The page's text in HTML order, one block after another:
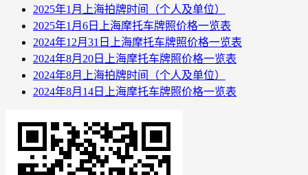
2025年1月上海拍牌时间（个人及单位）
2025年1月6日上海摩托车牌照价格一览表
2024年12月31日上海摩托车牌照价格一览表
2024年8月20日上海摩托车牌照价格一览表
2024年8月上海拍牌时间（个人及单位）
2024年8月14日上海摩托车牌照价格一览表